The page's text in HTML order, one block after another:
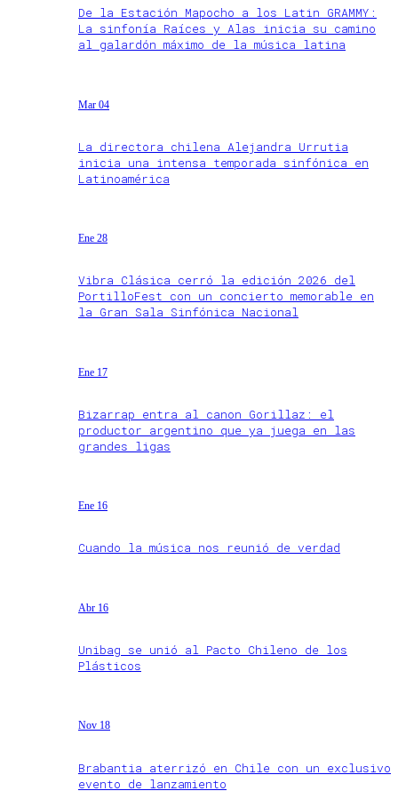
De la Estación Mapocho a los Latin GRAMMY:
La sinfonía Raíces y Alas inicia su camino
al galardón máximo de la música latina
Mar 04
La directora chilena Alejandra Urrutia
inicia una intensa temporada sinfónica en
Latinoamérica
Ene 28
Vibra Clásica cerró la edición 2026 del
PortilloFest con un concierto memorable en
la Gran Sala Sinfónica Nacional
Ene 17
Bizarrap entra al canon Gorillaz: el
productor argentino que ya juega en las
grandes ligas
Ene 16
Cuando la música nos reunió de verdad
Abr 16
Unibag se unió al Pacto Chileno de los
Plásticos
Nov 18
Brabantia aterrizó en Chile con un exclusivo
evento de lanzamiento